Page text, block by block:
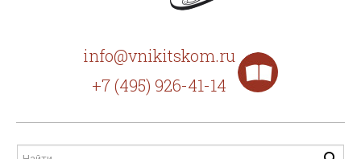
info@vnikitskom.ru
+7 (495) 926-41-14